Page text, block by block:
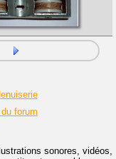
forum
sonores, vidéos,